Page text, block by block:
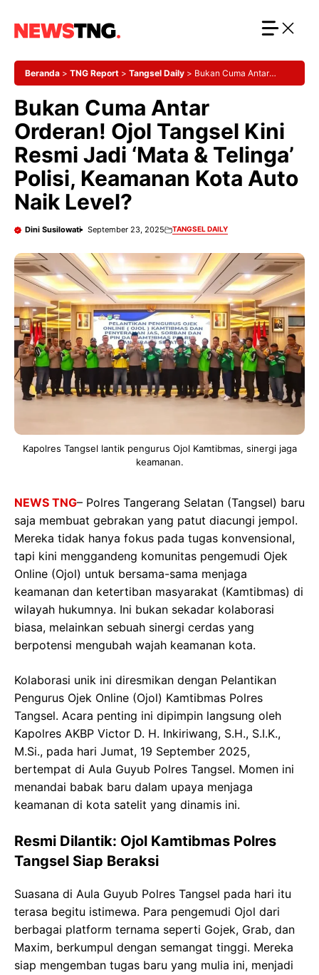
Beranda > TNG Report > Tangsel Daily > Bukan Cuma Antar
Keamanan Kota Auto Naik Level?
Bukan Cuma Antar
Orderan! Ojol Tangsel Kini
Resmi Jadi ‘Mata & Telinga’
Polisi, Keamanan Kota Auto
Naik Level?
Dini Susilowati September 23, 2025 TANGSEL DAILY
Kapolres Tangsel lantik pengurus Ojol Kamtibmas, sinergi jaga
keamanan.
NEWS TNG– Polres Tangerang Selatan (Tangsel) baru
saja membuat gebrakan yang patut diacungi jempol.
Mereka tidak hanya fokus pada tugas konvensional,
tapi kini menggandeng komunitas pengemudi Ojek
Online (Ojol) untuk bersama-sama menjaga
keamanan dan ketertiban masyarakat (Kamtibmas) di
wilayah hukumnya. Ini bukan sekadar kolaborasi
biasa, melainkan sebuah sinergi cerdas yang
berpotensi mengubah wajah keamanan kota.
Kolaborasi unik ini diresmikan dengan Pelantikan
Pengurus Ojek Online (Ojol) Kamtibmas Polres
Tangsel. Acara penting ini dipimpin langsung oleh
Kapolres AKBP Victor D. H. Inkiriwang, S.H., S.I.K.,
M.Si., pada hari Jumat, 19 September 2025,
bertempat di Aula Guyub Polres Tangsel. Momen ini
menandai babak baru dalam upaya menjaga
keamanan di kota satelit yang dinamis ini.
Resmi Dilantik: Ojol Kamtibmas Polres
Tangsel Siap Beraksi
Suasana di Aula Guyub Polres Tangsel pada hari itu
terasa begitu istimewa. Para pengemudi Ojol dari
berbagai platform ternama seperti Gojek, Grab, dan
Maxim, berkumpul dengan semangat tinggi. Mereka
siap mengemban tugas baru yang mulia ini, menjadi